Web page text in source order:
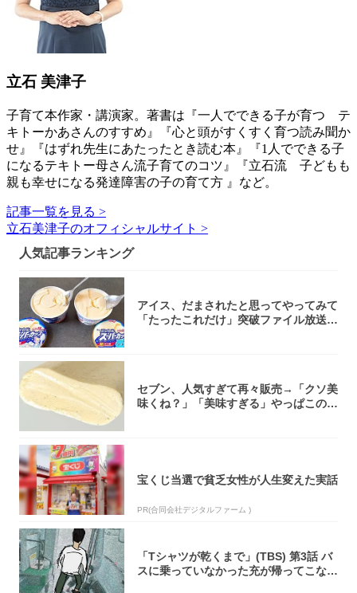
立石 美津子
子育て本作家・講演家。著書は『一人でできる子が育つ テ
キトーかあさんのすすめ』『心と頭がすくすく育つ読み聞か
せ』『はずれ先生にあたったとき読む本』『1人でできる子
になるテキトー母さん流子育てのコツ』『立石流 子どもも
親も幸せになる発達障害の子の育て方 』など。
記事一覧を見る >
立石美津子のオフィシャルサイト >
人気記事ランキング
アイス、だまされたと思ってやってみて
「たったこれだけ」突破ファイル放送で
セブン、人気すぎて再々販売→「クソ美
味くね？」「美味すぎる」やっぱこのク
宝くじ当選で貧乏女性が人生変えた実話
PR(合同会社デジタルファーム )
「Tシャツが乾くまで」(TBS) 第3話 バ
スに乗っていなかった充が帰ってこな